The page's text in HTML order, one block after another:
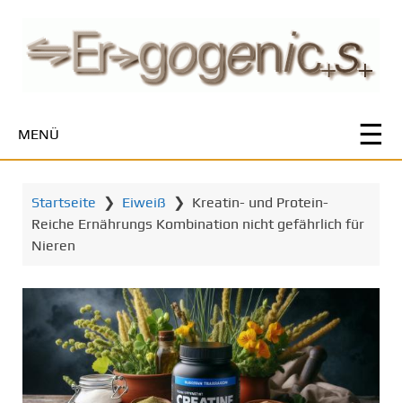
t
MENÜ
Startseite ❯ Eiweiß ❯ Kreatin- und Protein-
Reiche Ernährungs Kombination nicht gefährlich für
Nieren